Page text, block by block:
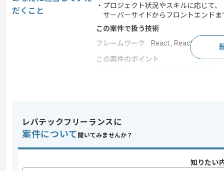
だくこと
・プロジェクト状況やスキルに応じて、
サーバーサイドからフロントエンドま
この案件で扱う技術
フレームワーク
React , React Native
この案件のポイント
ム
人事・給与・労務シス
求めるスキル
・Webもしくはモバイルアプリ開発の
レバテックフリーランスに
案件について 聞いてみませんか？
知りたい